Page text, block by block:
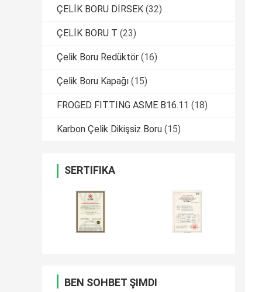
ÇELİK BORU DİRSEK (32)
ÇELİK BORU T (23)
Çelik Boru Redüktör (16)
Çelik Boru Kapağı (15)
FROGED FITTING ASME B16.11 (18)
Karbon Çelik Dikişsiz Boru (15)
SERTIFIKA
BEN SOHBET ŞIMDI